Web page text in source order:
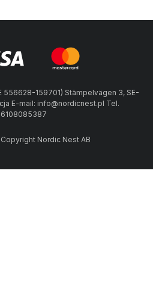
556628-159701) Stämpelvägen 3, SE-
E-mail: info@nordicnest.pl Tel.
Nordic Nest AB